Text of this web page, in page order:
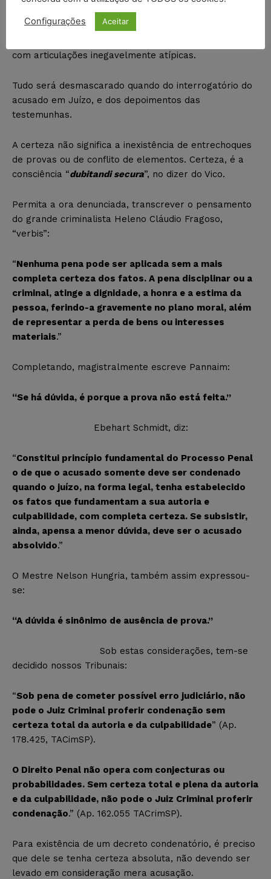
Na verdade, atentando-se para a
acusação, verifica-se com irrecusável facilidade, “
com articulações inegavelmente atípicas.
Tudo será desmascarado quando do interrogatório do
acusado em Juízo, e dos depoimentos das
testemunhas.
A certeza não significa a inexistência de entrechoques
de provas ou de conflito de elementos. Certeza, é a
consciência “dubitandi secura”, no dizer do Vico.
Permita a ora denunciada, transcrever o pensamento
do grande criminalista Heleno Cláudio Fragoso,
“verbis”:
“Nenhuma pena pode ser aplicada sem a mais
completa certeza dos fatos. A pena disciplinar ou a
criminal, atinge a dignidade, a honra e a estima da
pessoa, ferindo-a gravemente no plano moral, além
de representar a perda de bens ou interesses
materiais.”
Completando, magistralmente escreve Pannaim:
“Se há dúvida, é porque a prova não está feita.”
Ebehart Schmidt, diz:
“Constitui princípio fundamental do Processo Penal
o de que o acusado somente deve ser condenado
quando o juízo, na forma legal, tenha estabelecido
os fatos que fundamentam a sua autoria e
culpabilidade, com completa certeza. Se subsistir,
ainda, apensa a menor dúvida, deve ser o acusado
absolvido.”
O Mestre Nelson Hungria, também assim expressou-
se:
“A dúvida é sinônimo de ausência de prova.”
Sob estas considerações, tem-se
decidido nossos Tribunais:
“Sob pena de cometer possível erro judiciário, não
pode o Juiz Criminal proferir condenação sem
certeza total da autoria e da culpabilidade” (Ap.
178.425, TACimSP).
O Direito Penal não opera com conjecturas ou
probabilidades. Sem certeza total e plena da autoria
e da culpabilidade, não pode o Juiz Criminal proferir
condenação.” (Ap. 162.055 TACrimSP).
Para existência de um decreto condenatório, é preciso
que dele se tenha certeza absoluta, não devendo ser
levado em consideração mera acusação.
Configurações Aceitar